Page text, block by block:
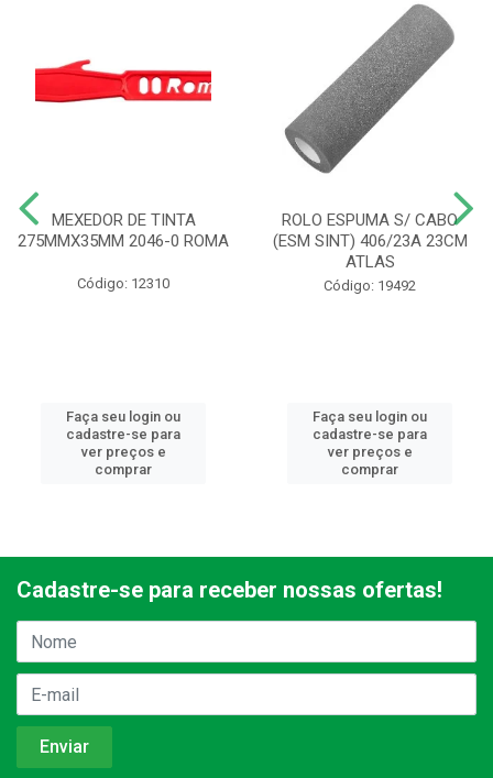
MEXEDOR DE TINTA
275MMX35MM 2046-0 ROMA
Código: 12310
Faça seu login ou
cadastre-se para
ver preços e
comprar
ROLO ESPUMA S/ CABO
(ESM SINT) 406/23A 23CM
ATLAS
Código: 19492
Faça seu login ou
cadastre-se para
ver preços e
comprar
Cadastre-se para receber nossas ofertas!